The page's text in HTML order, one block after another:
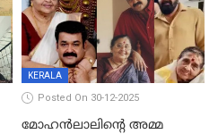
KERALA
Posted On 30-12-2025
മോഹന്‍ലാലിന്‍റെ അമ്മ